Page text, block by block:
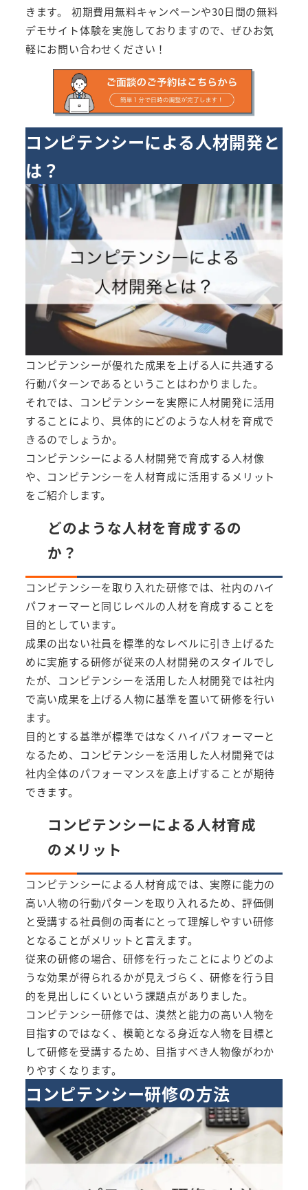
きます。 初期費用無料キャンペーンや30日間の無料
デモサイト体験を実施しておりますので、ぜひお気
軽にお問い合わせください！
コンピテンシーによる人材開発と
は？
コンピテンシーが優れた成果を上げる人に共通する
行動パターンであるということはわかりました。
それでは、コンピテンシーを実際に人材開発に活用
することにより、具体的にどのような人材を育成で
きるのでしょうか。
コンピテンシーによる人材開発で育成する人材像
や、コンピテンシーを人材育成に活用するメリット
をご紹介します。
どのような人材を育成するの
か？
コンピテンシーを取り入れた研修では、社内のハイ
パフォーマーと同じレベルの人材を育成することを
目的としています。
成果の出ない社員を標準的なレベルに引き上げるた
めに実施する研修が従来の人材開発のスタイルでし
たが、コンピテンシーを活用した人材開発では社内
で高い成果を上げる人物に基準を置いて研修を行い
ます。
目的とする基準が標準ではなくハイパフォーマーと
なるため、コンピテンシーを活用した人材開発では
社内全体のパフォーマンスを底上げすることが期待
できます。
コンピテンシーによる人材育成
のメリット
コンピテンシーによる人材育成では、実際に能力の
高い人物の行動パターンを取り入れるため、評価側
と受講する社員側の両者にとって理解しやすい研修
となることがメリットと言えます。
従来の研修の場合、研修を行ったことによりどのよ
うな効果が得られるかが見えづらく、研修を行う目
的を見出しにくいという課題点がありました。
コンピテンシー研修では、漠然と能力の高い人物を
目指すのではなく、模範となる身近な人物を目標と
して研修を受講するため、目指すべき人物像がわか
りやすくなります。
コンピテンシー研修の方法